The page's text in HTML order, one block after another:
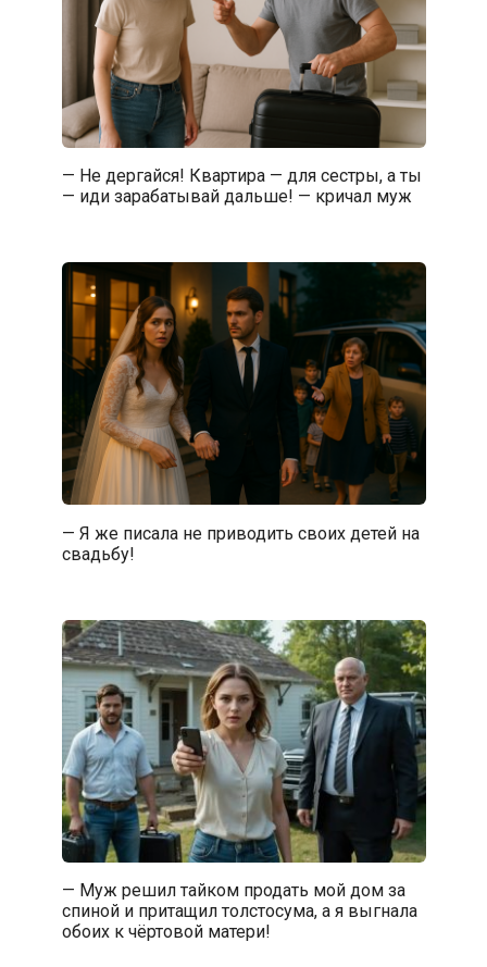
— Не дергайся! Квартира — для сестры, а ты
— иди зарабатывай дальше! — кричал муж
— Я же писала не приводить своих детей на
свадьбу!
— Муж решил тайком продать мой дом за
спиной и притащил толстосума, а я выгнала
обоих к чёртовой матери!